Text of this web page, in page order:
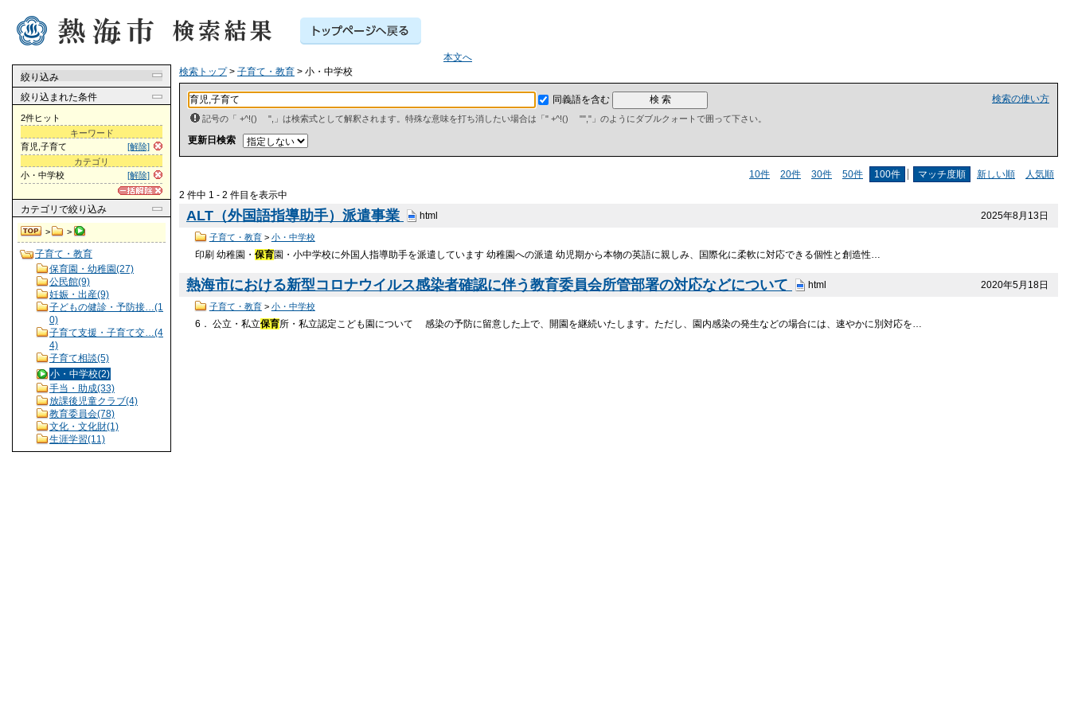
本文へ
絞り込み
絞り込まれた条件
2件ヒット
キーワード
[解除]
育児,子育て
カテゴリ
[解除]
小・中学校
カテゴリ で絞り込み
> >
子育て・教育
保育園・幼稚園(27)
公民館(9)
妊娠・出産(9)
子どもの健診・予防接…(1
0)
子育て支援・子育て交…(4
4)
子育て相談(5)
小・中学校(2)
手当・助成(33)
放課後児童クラブ(4)
教育委員会(78)
文化・文化財(1)
生涯学習(11)
検索トップ> 子育て・教育 > 小・中学校
検索の使い方
同義語を含む
記号の「 +^!() ",」は検索式として解釈されます。特殊な意味を打ち消したい場合は「" +^!() "","」のようにダブルクォートで囲って下さい。
更新日検索
10件 20件 30件 50件 100件 マッチ度順 新しい順
人気順
2 件中 1 - 2 件目を表示中
2025年8月13日
ALT（外国語指導助手）派遣事業 html
子育て・教育> 小・中学校
印刷 幼稚園・保育園・小中学校に外国人指導助手を派遣しています 幼稚園への派遣 幼児期から本物の英語に親しみ、国際化に柔軟に対応できる個性と創造性…
2020年5月18日
熱海市における新型コロナウイルス感染者確認に伴う教育委員会所管部署の対応などについて html
子育て・教育> 小・中学校
6． 公立・私立保育所・私立認定こども園について 感染の予防に留意した上で、開園を継続いたします。ただし、園内感染の発生などの場合には、速やかに別対応を…